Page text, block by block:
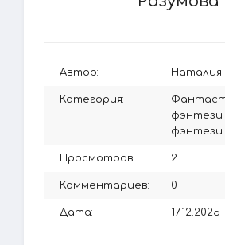
Автор: Наталия
Категория:
фэнтези
фэнтези
Просмотров: 2
Комментариев: 0
Дата: 17.12.2025